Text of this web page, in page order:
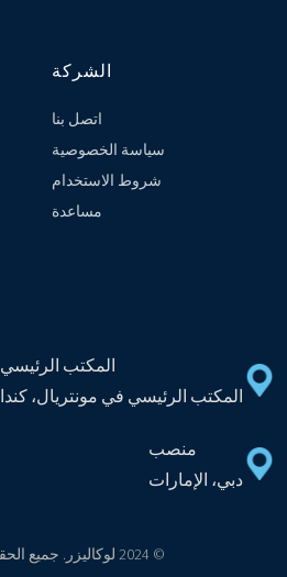
الشركة
اتصل بنا
سياسة الخصوصية
شروط الاستخدام
مساعدة
المكتب الرئيسي
المكتب الرئيسي في مونتريال، كندا
منصب
دبي، الإمارات
© 2024 لوكاليزر. جميع الحقوق محفوظة.